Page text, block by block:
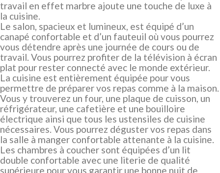
travail en effet marbre ajoute une touche de luxe à
la cuisine.
Le salon, spacieux et lumineux, est équipé d’un
canapé confortable et d’un fauteuil où vous pourrez
vous détendre après une journée de cours ou de
travail. Vous pourrez profiter de la télévision à écran
plat pour rester connecté avec le monde extérieur.
La cuisine est entièrement équipée pour vous
permettre de préparer vos repas comme à la maison.
Vous y trouverez un four, une plaque de cuisson, un
réfrigérateur, une cafetière et une bouilloire
électrique ainsi que tous les ustensiles de cuisine
nécessaires. Vous pourrez déguster vos repas dans
la salle à manger confortable attenante à la cuisine.
Les chambres à coucher sont équipées d’un lit
double confortable avec une literie de qualité
supérieure pour vous garantir une bonne nuit de